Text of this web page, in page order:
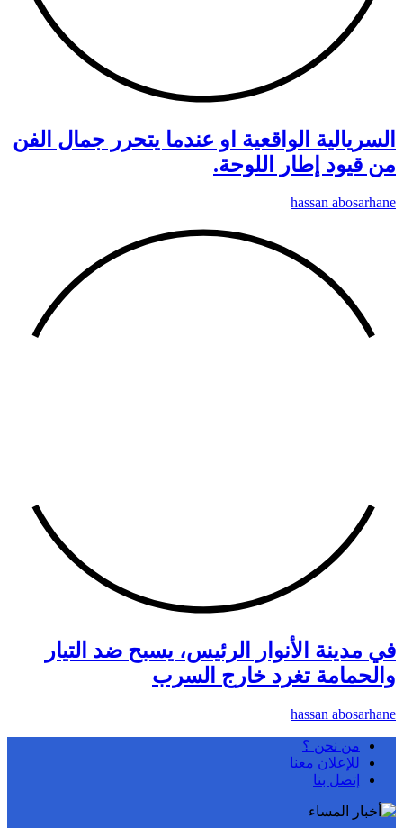
السريالية الواقعية او عندما يتحرر جمال الفن
من قيود إطار اللوحة.
hassan abosarhane
في مدينة الأنوار الرئيس، يسبح ضد التيار
والحمامة تغرد خارج السرب
hassan abosarhane
من نحن ؟
للإعلان معنا
إتصل بنا